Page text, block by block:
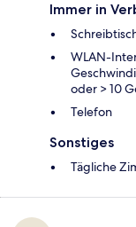
Immer in
WLAN-
oder > 10
Telefon
Sonstiges
Tägliche